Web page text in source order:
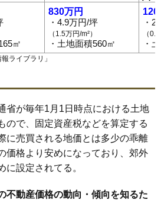
㎡
830万円
・4.9万円/坪
（1.5万円/m²）
・土地面積560㎡
120
・
（
・
ライブラリ 」
省が毎年1月1日時点における土地
ので、固定資産税などを算定する
に売買される地価とは多少の乖離
価格より安めになっており、郊外
に設定されてる。
不動産価格の動向・傾向を知るた
材木町栄下杉
羽根山東横町本城
西鷹巣駅大野台駅
阿仁合駅